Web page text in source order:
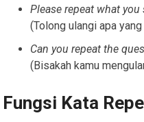
Please repeat what you
(Tolong ulangi apa
Can you repeat the
(Bisakah kamu
Fungsi Kata